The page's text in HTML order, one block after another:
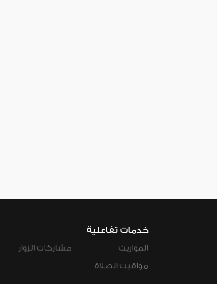
خدمات تفاعلية
المواريث
مواقيت الصلاة
مشاركات الزوار